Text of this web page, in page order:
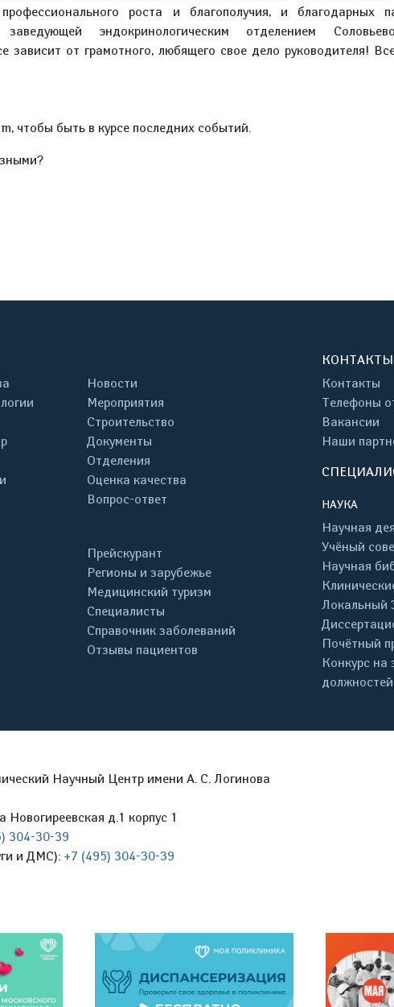
роста и благополучия, и благодарных
эндокринологическим отделением
зависит от грамотного, любящего свое дело руководителя!
чтобы быть в курсе последних событий.
Новости
Мероприятия
Строительство
Документы
Отделения
Оценка качества
Вопрос-ответ
Прейскурант
Регионы и зарубежье
Медицинский туризм
Специалисты
Справочник заболеваний
Отзывы пациентов
КОНТАКТЫ
Контакты
Телефоны
Вакансии
Наши
НАУКА
Научная
Учёный
Научная
Локальный
Почётный
Конкурс на
Научный Центр имени А. С. Логинова
Новогиреевская д.1 корпус 1
304-30-39
и ДМС): +7 (495) 304-30-39